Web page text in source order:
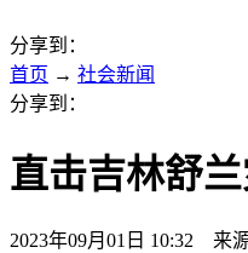
分享到：
首页 → 社会新闻
分享到：
直击吉林舒
2023年09月01日 10:32 来源